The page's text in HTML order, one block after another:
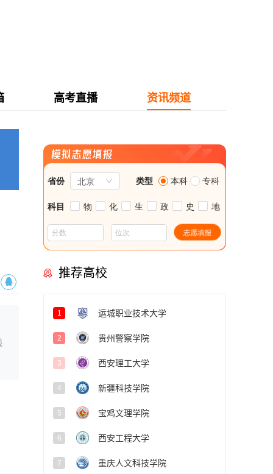
高考直播 资讯频道
推荐高校
1 运城职业技术大学
2 贵州警察学院
3 西安理工大学
4 新疆科技学院
5 宝鸡文理学院
6 西安工程大学
7 重庆人文科技学院